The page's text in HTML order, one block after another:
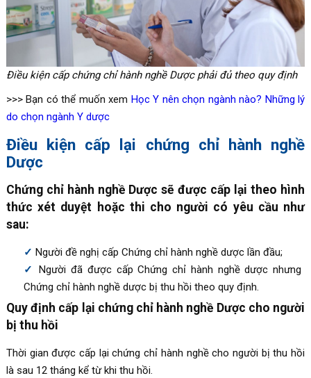
Điều kiện cấp chứng chỉ hành nghề Dược phải đủ theo quy định
>>> Bạn có thể muốn xem Học Y nên chọn ngành nào? Những lý
do chọn ngành Y dược
Điều kiện cấp lại chứng chỉ hành nghề
Dược
Chứng chỉ hành nghề Dược sẽ được cấp lại theo hình
thức xét duyệt hoặc thi cho người có yêu cầu như
sau:
Người đề nghị cấp Chứng chỉ hành nghề dược lần đầu;
Người đã được cấp Chứng chỉ hành nghề dược nhưng
Chứng chỉ hành nghề dược bị thu hồi theo quy định.
Quy định cấp lại chứng chỉ hành nghề Dược cho người
bị thu hồi
Thời gian được cấp lại chứng chỉ hành nghề cho người bị thu hồi
là sau 12 tháng kể từ khi thu hồi.